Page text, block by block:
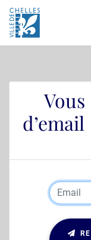
Vous
Panneau de gestion